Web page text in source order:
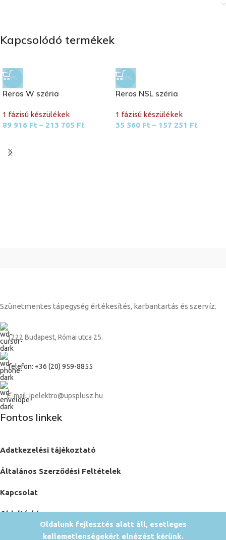
Oldalunk fejlesztés alatt áll, esetleges
kellemetlenségekért elnézést kérünk.
Kapcsolódó termékek
-9%
Reros W széria
1 fázisú készülékek
89 916 Ft – 213 705 Ft
-46%
Reros NSL széria
1 fázisú készülékek
35 560 Ft – 157 251 Ft
Szünetmentes tápegység értékesítés, karbantartás és szervíz.
1222 Budapest, Római utca 25.
Telefon: +36 (20) 959-8855
E-mail: ipelektro@upsplusz.hu
Fontos linkek
Adatkezelési tájékoztató
Általános Szerződési Feltételek
Kapcsolat
Oldaltérkép